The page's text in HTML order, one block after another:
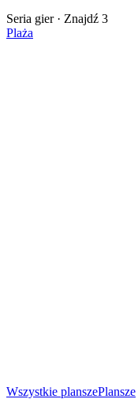
Seria gier · Znajdź 3
Plaża
Wszystkie planszePlansze